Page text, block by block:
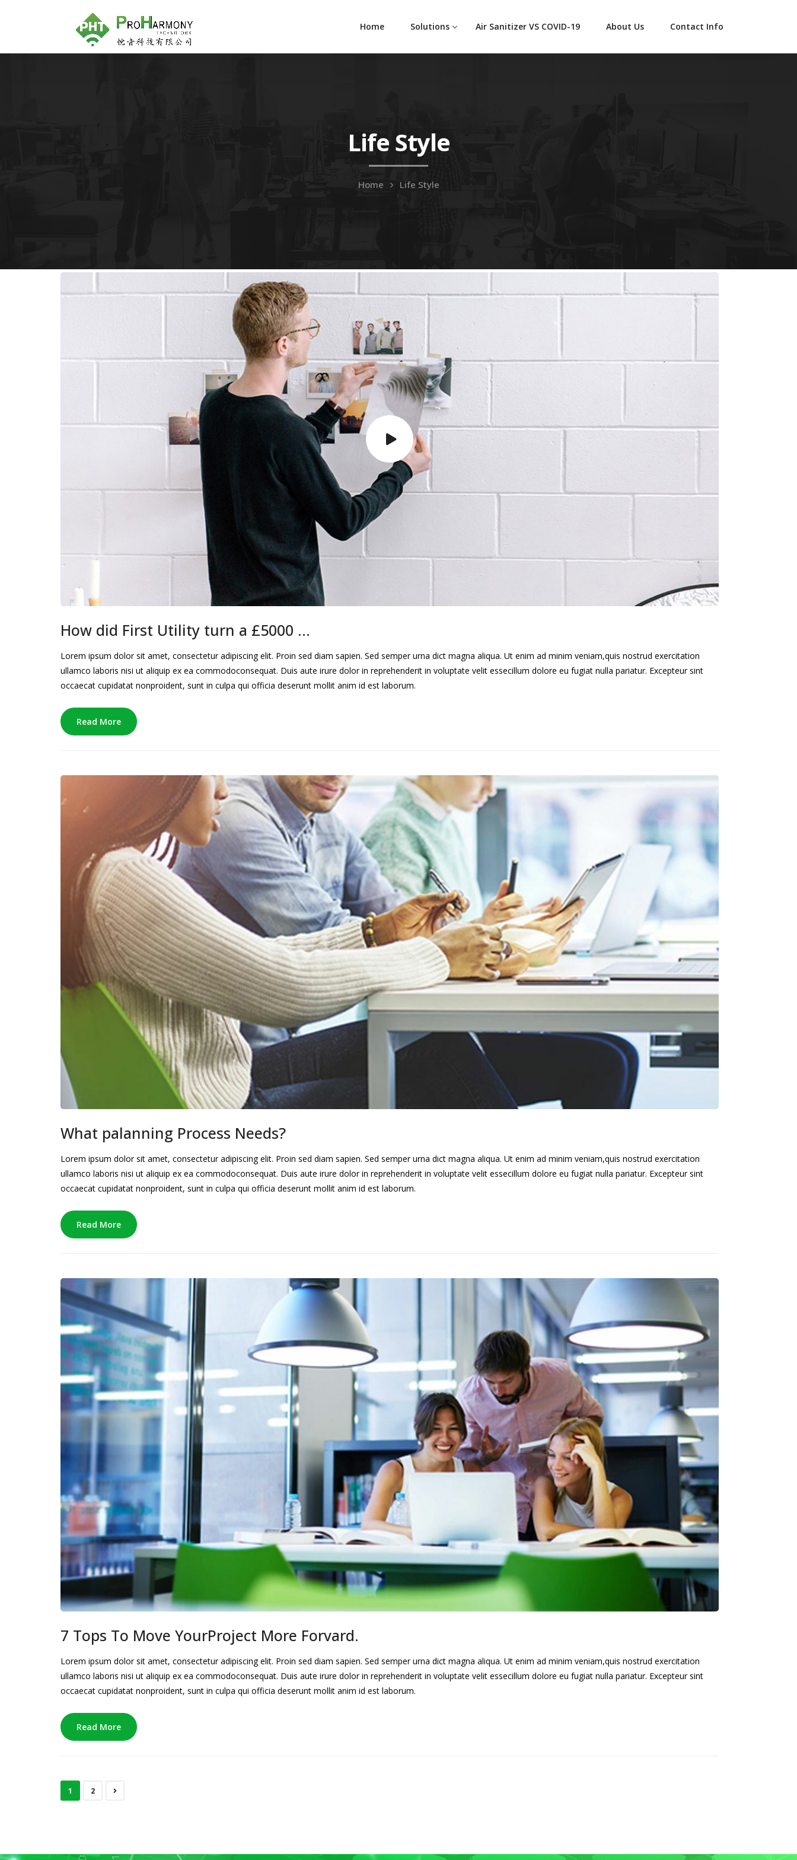
Home Solutions Air Sanitizer VS COVID-19 About Us Contact Info
Life Style
Home Life Style
How did First Utility turn a £5000 …
Lorem ipsum dolor sit amet, consectetur adipiscing elit. Proin sed diam sapien. Sed semper urna dict magna aliqua. Ut enim ad minim veniam,quis nostrud exercitation
ullamco laboris nisi ut aliquip ex ea commodoconsequat. Duis aute irure dolor in reprehenderit in voluptate velit essecillum dolore eu fugiat nulla pariatur. Excepteur sint
occaecat cupidatat nonproident, sunt in culpa qui officia deserunt mollit anim id est laborum.
Read More
What palanning Process Needs?
Lorem ipsum dolor sit amet, consectetur adipiscing elit. Proin sed diam sapien. Sed semper urna dict magna aliqua. Ut enim ad minim veniam,quis nostrud exercitation
ullamco laboris nisi ut aliquip ex ea commodoconsequat. Duis aute irure dolor in reprehenderit in voluptate velit essecillum dolore eu fugiat nulla pariatur. Excepteur sint
occaecat cupidatat nonproident, sunt in culpa qui officia deserunt mollit anim id est laborum.
Read More
7 Tops To Move YourProject More Forvard.
Lorem ipsum dolor sit amet, consectetur adipiscing elit. Proin sed diam sapien. Sed semper urna dict magna aliqua. Ut enim ad minim veniam,quis nostrud exercitation
ullamco laboris nisi ut aliquip ex ea commodoconsequat. Duis aute irure dolor in reprehenderit in voluptate velit essecillum dolore eu fugiat nulla pariatur. Excepteur sint
occaecat cupidatat nonproident, sunt in culpa qui officia deserunt mollit anim id est laborum.
Read More
1 2